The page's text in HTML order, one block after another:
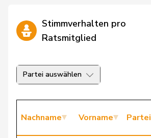
Stimmverhalten pro
Ratsmitglied
Partei auswählen
Nachname Vorname Partei